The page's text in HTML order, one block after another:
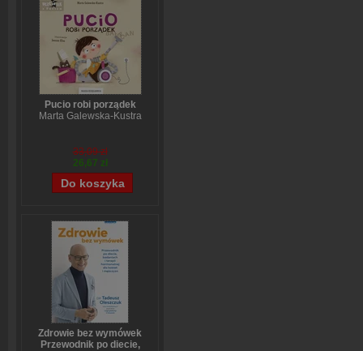
Pucio robi porządek
Marta Galewska-Kustra
33,09 zł
26,67 zł
Zdrowie bez wymówek
Przewodnik po diecie,